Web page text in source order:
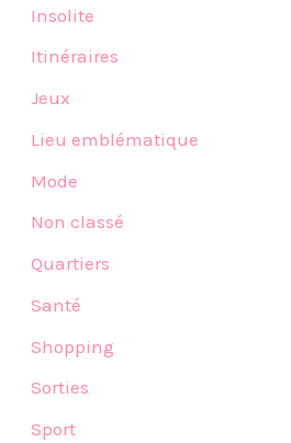
Insolite
Itinéraires
Jeux
Lieu emblématique
Mode
Non classé
Quartiers
Santé
Shopping
Sorties
Sport